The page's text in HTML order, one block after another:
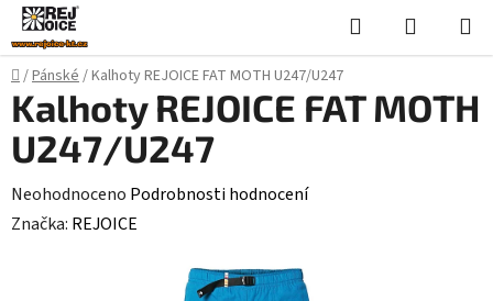
Přejít
na
obsah
Hledat
KOŠÍK
Domů
/Pánské/Kalhoty REJOICE FAT MOTH U247/U247
Kalhoty REJOICE FAT MOTH
U247/U247
Průměrné
hodnocení
Neohodnoceno Podrobnosti hodnocení
Značka: REJOICE